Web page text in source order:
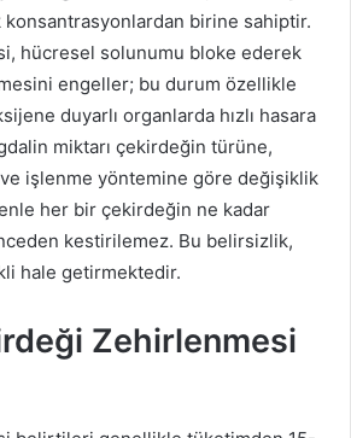
birine sahiptir.
hücresel solunumu bloke ederek
engeller; bu durum özellikle
duyarlı organlarda hızlı hasara
miktarı çekirdeğin türüne,
işlenme yöntemine göre değişiklik
her bir çekirdeğin ne kadar
kestirilemez. Bu belirsizlik,
hale getirmektedir.
Zehirlenmesi